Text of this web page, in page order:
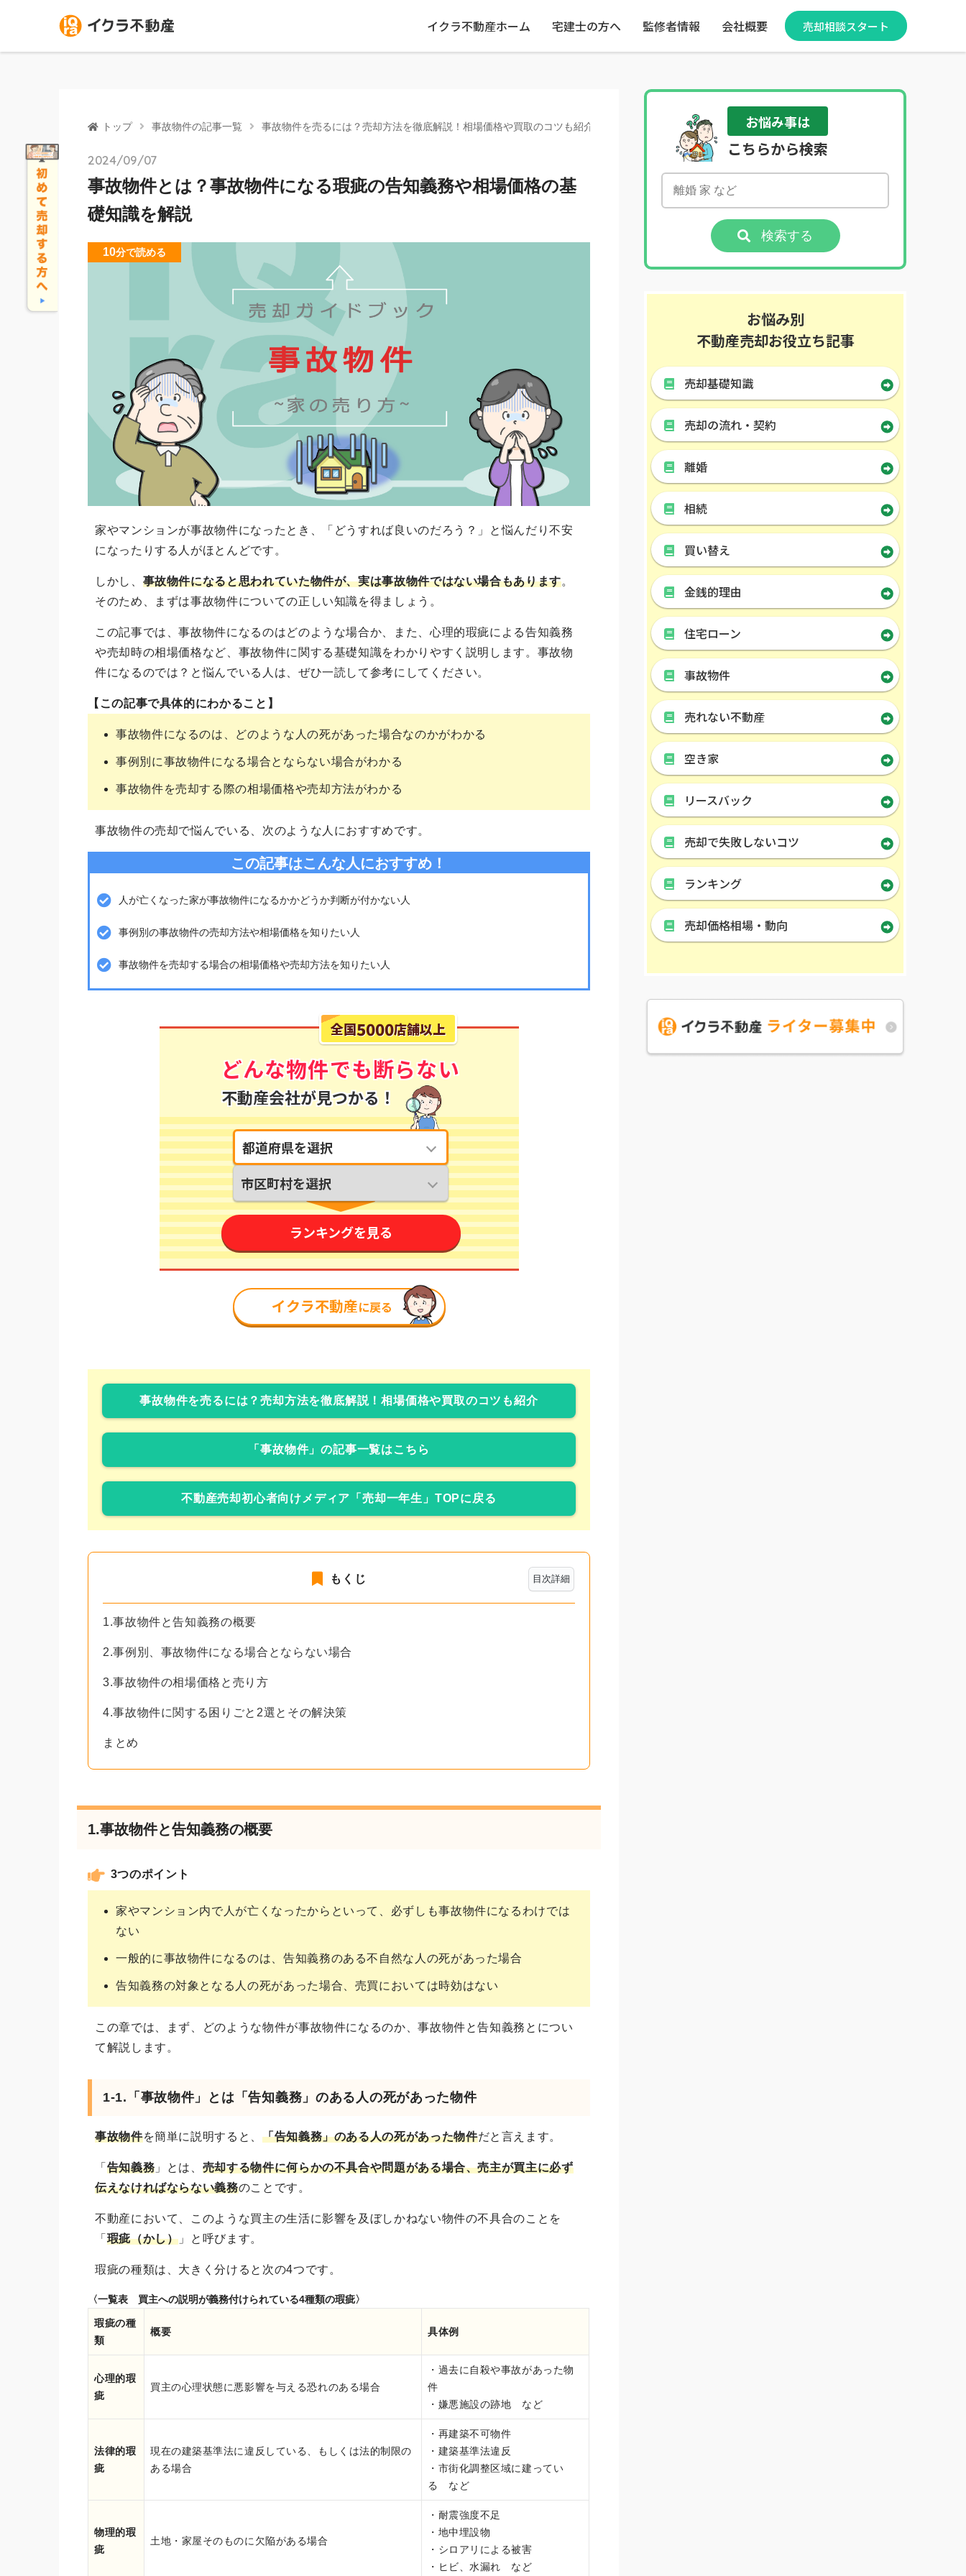
イクラ不動産ホーム 宅建士の方へ 監修者情報 会社概要 売却相談スタート
トップ 事故物件の記事一覧 事故物件を売るには？売却方法を徹底解説！相場価格や買取のコツも紹介
2024/09/07
事故物件とは？事故物件になる瑕疵の告知義務や相場価格の基
礎知識を解説
10分で読める
家やマンションが事故物件になったとき、「どうすれば良いのだろう？」と悩んだり不安
になったりする人がほとんどです。
しかし、 事故物件になると思われていた物件が、実は事故物件ではない場合もあります。
そのため、まずは事故物件についての正しい知識を得ましょう。
この記事では、事故物件になるのはどのような場合か、また、心理的瑕疵による告知義務
や売却時の相場価格など、事故物件に関する基礎知識をわかりやすく説明します。事故物
件になるのでは？と悩んでいる人は、ぜひ一読して参考にしてください。
【この記事で具体的にわかること】
事故物件になるのは、どのような人の死があった場合なのかがわかる
事例別に事故物件になる場合とならない場合がわかる
事故物件を売却する際の相場価格や売却方法がわかる
事故物件の売却で悩んでいる、次のような人におすすめです。
この記事はこんな人におすすめ！
人が亡くなった家が事故物件になるかかどうか判断が付かない人
事例別の事故物件の売却方法や相場価格を知りたい人
事故物件を売却する場合の相場価格や売却方法を知りたい人
事故物件を売るには？売却方法を徹底解説！相場価格や買取のコツも紹介
「事故物件」の記事一覧はこちら
不動産売却初心者向けメディア「売却一年生」TOPに戻る
目次詳細
もくじ
1.事故物件と告知義務の概要
2.事例別、事故物件になる場合とならない場合
3.事故物件の相場価格と売り方
4.事故物件に関する困りごと2選とその解決策
まとめ
1.事故物件と告知義務の概要
3つのポイント
家やマンション内で人が亡くなったからといって、必ずしも事故物件になるわけでは
ない
一般的に事故物件になるのは、告知義務のある不自然な人の死があった場合
告知義務の対象となる人の死があった場合、売買においては時効はない
この章では、まず、どのような物件が事故物件になるのか、事故物件と告知義務とについ
て解説します。
1-1.「事故物件」とは「告知義務」のある人の死があった物件
事故物件を簡単に説明すると、 「告知義務」のある人の死があった物件だと言えます。
「 告知義務 」とは、 売却する物件に何らかの不具合や問題がある場合、売主が買主に必ず
伝えなければならない義務のことです。
不動産において、このような買主の生活に影響を及ぼしかねない物件の不具合のことを
「 瑕疵（かし） 」と呼びます。
瑕疵の種類は、大きく分けると次の4つです。
〈一覧表 買主への説明が義務付けられている4種類の瑕疵〉
瑕疵の種
類
概要 具体例
心理的瑕
疵
買主の心理状態に悪影響を与える恐れのある場合
・過去に自殺や事故があった物
件
・嫌悪施設の跡地 など
法律的瑕
疵
現在の建築基準法に違反している、もしくは法的制限の
ある場合
・再建築不可物件
・建築基準法違反
・市街化調整区域に建ってい
る など
物理的瑕
疵
土地・家屋そのものに欠陥がある場合
・耐震強度不足
・地中埋設物
・シロアリによる被害
・ヒビ、水漏れ など
お悩み事は
こちらから検索
検索する
お悩み別
不動産売却お役立ち記事
売却基礎知識
売却の流れ・契約
離婚
相続
買い替え
金銭的理由
住宅ローン
事故物件
売れない不動産
空き家
リースバック
売却で失敗しないコツ
ランキング
売却価格相場・動向